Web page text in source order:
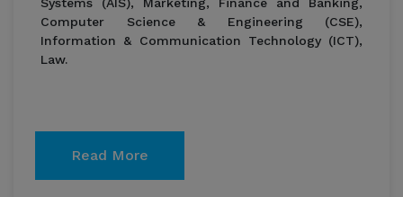
Computer Science & Engineering (CSE),
Information & Communication Technology (ICT),
Law.
Read More